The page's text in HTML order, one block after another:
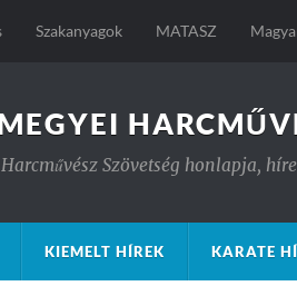
Szakanyagok MATASZ
Szövetség honlapja,
KIEMELT HÍREK KARATE